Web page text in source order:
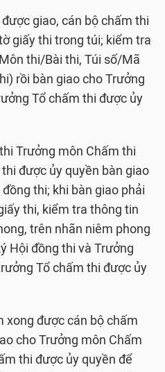
giao, cán bộ chấm thi
giấy thi trong túi; kiểm tra
thi/Bài thi, Túi số/Mã
rồi bàn giao cho Trưởng
Tổ chấm thi được ủy
Trưởng môn Chấm thi
được ủy quyền bàn giao
thi; khi bàn giao phải
thi, kiểm tra thông tin
trên nhãn niêm phong
Hội đồng thi và Trưởng
Tổ chấm thi được ủy
xong được cán bộ chấm
cho Trưởng môn Chấm
thi được ủy quyền để